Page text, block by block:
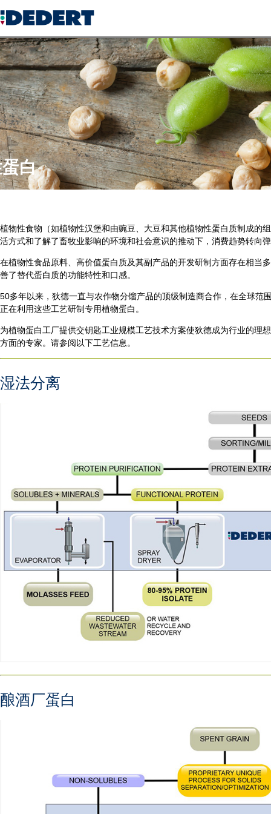
白
植物性食物（如植物性汉堡和由豌豆、大豆和其他植物性蛋白质制成的
活方式和了解了畜牧业影响的环境和社会意识的推动下，消费趋势转向
在植物性食品原料、高价值蛋白质及其副产品的开发研制方面存在相当
善了替代蛋白质的功能特性和口感。
50多年以来，狄德一直与农作物分馏产品的顶级制造商合作，在全球范
正在利用这些工艺研制专用植物蛋白。
为植物蛋白工厂提供交钥匙工业规模工艺技术方案使狄德成为行业的理
方面的专家。请参阅以下工艺信息。
湿法分离
酿酒厂蛋白